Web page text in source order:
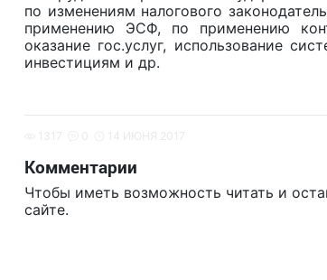
по изменениям налогового
применению ЭСФ, по применению
оказание гос.услуг, использование
инвестициям и др.
Комментарии
Чтобы иметь возможность читать и
сайте.